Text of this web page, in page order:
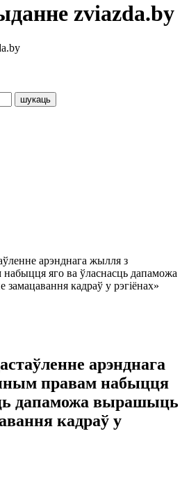
zviazda.by
арэнднага жылля з
яго ва ўласнасць дапаможа
кадраў у рэгіёнах»
арэнднага
правам набыцця
дапаможа вырашыць
кадраў у